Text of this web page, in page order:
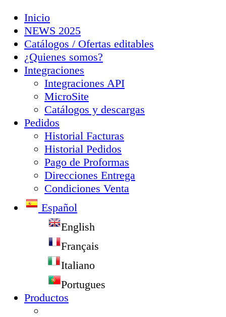
Inicio
NEWS 2025
Catálogos / Ofertas editables
¿Quienes somos?
Integraciones
Integraciones API
MicroSite
Catálogos y descargas
Pedidos
Historial Facturas
Historial Pedidos
Pago de Proformas
Direcciones Entrega
Condiciones Venta
Español
English
Français
Italiano
Portugues
Productos